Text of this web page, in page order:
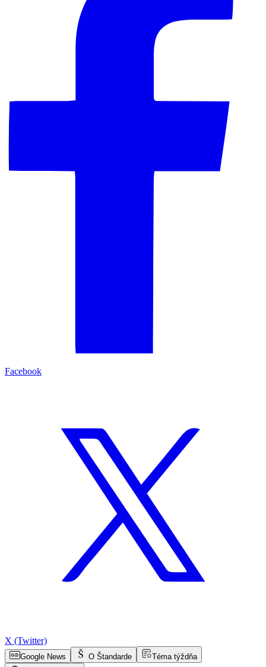
Facebook
X (Twitter)
Google News O Štandarde
Téma týždňa